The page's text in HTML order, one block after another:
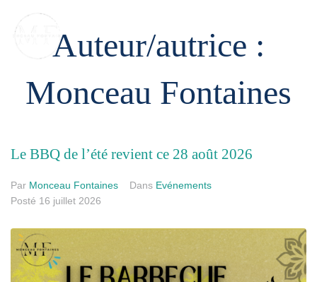
Auteur/autrice :
Monceau Fontaines
Le BBQ de l’été revient ce 28 août 2026
Par Monceau Fontaines Dans Evénements
Posté 16 juillet 2026